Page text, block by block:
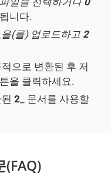
니다.
을(를) 업로드하고 2
으로 변환된 후 저
을 클릭하세요.
2 _ 문서를 사용할
(FAQ)